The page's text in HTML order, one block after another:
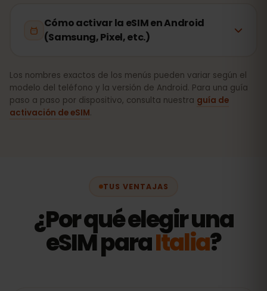
Cómo activar la eSIM en Android
(Samsung, Pixel, etc.)
Los nombres exactos de los menús pueden variar según el
modelo del teléfono y la versión de Android. Para una guía
paso a paso por dispositivo, consulta nuestra guía de
activación de eSIM.
TUS VENTAJAS
¿Por qué elegir una
eSIM paraItalia?